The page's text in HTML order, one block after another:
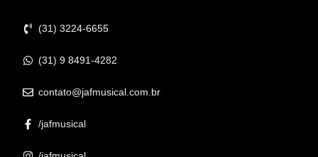
(31) 3224-6655
(31) 9 8491-4282
contato@jafmusical.com.br
/jafmusical